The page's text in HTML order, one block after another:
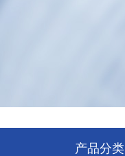
产品分类